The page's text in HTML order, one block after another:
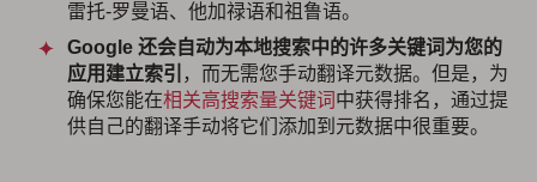
雷托-罗曼语、他加禄语和祖鲁语。
Google 还会自动为本地搜索中的许多关键词为您的
应用建立索引 ，而无需您手动翻译元数据。但是，为
确保您能在相关高搜索量关键词 中获得排名，通过提
供自己的翻译手动将它们添加到元数据中很重要。